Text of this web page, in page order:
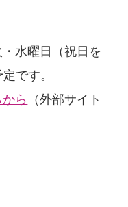
水曜日（祝日を
です。
ら
（外部サイト